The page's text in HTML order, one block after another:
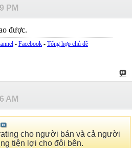
PM
được.
- Facebook - Tổng hợp chủ đề
AM
cho người bán và cả người
tiện lợi cho đôi bên.